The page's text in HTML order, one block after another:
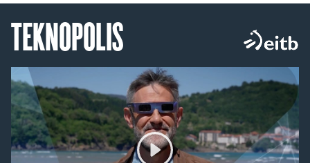
TEKNOPOLIS